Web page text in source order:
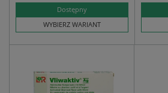
Dostępny
WYBIERZ WARIANT